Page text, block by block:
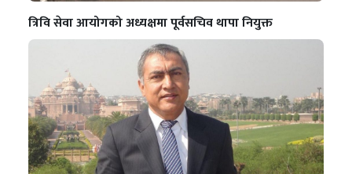
त्रिवि सेवा आयोगको अध्यक्षमा पूर्वसचिव थापा नियुक्त